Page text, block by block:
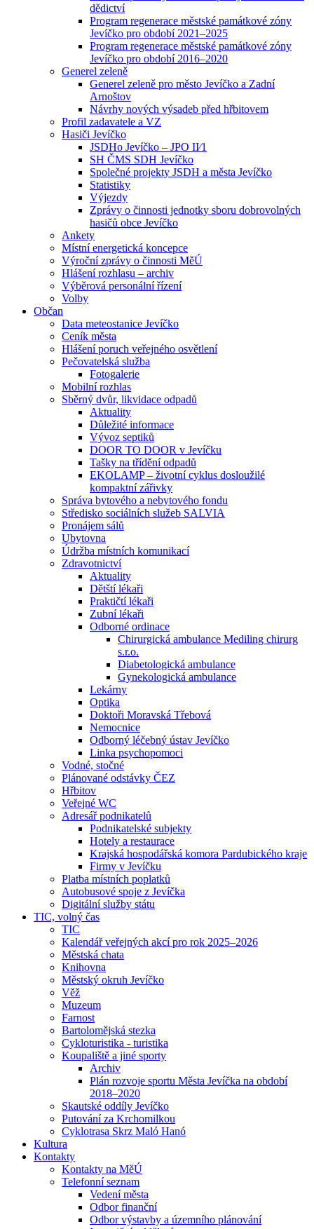
dědictví
Program regenerace městské památkové zóny
Jevíčko pro období 2021–2025
Program regenerace městské památkové zóny
Jevíčko pro období 2016–2020
Generel zeleně
Generel zeleně pro město Jevíčko a Zadní
Arnoštov
Návrhy nových výsadeb před hřbitovem
Profil zadavatele a VZ
Hasiči Jevíčko
JSDHo Jevíčko – JPO II⁄1
SH ČMS SDH Jevíčko
Společné projekty JSDH a města Jevíčko
Statistiky
Výjezdy
Zprávy o činnosti jednotky sboru dobrovolných
hasičů obce Jevíčko
Ankety
Místní energetická koncepce
Výroční zprávy o činnosti MěÚ
Hlášení rozhlasu – archiv
Výběrová personální řízení
Volby
Občan
Data meteostanice Jevíčko
Ceník města
Hlášení poruch veřejného osvětlení
Pečovatelská služba
Fotogalerie
Mobilní rozhlas
Sběrný dvůr, likvidace odpadů
Aktuality
Důležité informace
Vývoz septiků
DOOR TO DOOR v Jevíčku
Tašky na třídění odpadů
EKOLAMP – životní cyklus dosloužilé
kompaktní zářivky
Správa bytového a nebytového fondu
Středisko sociálních služeb SALVIA
Pronájem sálů
Ubytovna
Údržba místních komunikací
Zdravotnictví
Aktuality
Dětští lékaři
Praktičtí lékaři
Zubní lékaři
Odborné ordinace
Chirurgická ambulance Mediling chirurg
s.r.o.
Diabetologická ambulance
Gynekologická ambulance
Lekárny
Optika
Doktoři Moravská Třebová
Nemocnice
Odborný léčebný ústav Jevíčko
Linka psychopomoci
Vodné, stočné
Plánované odstávky ČEZ
Hřbitov
Veřejné WC
Adresář podnikatelů
Podnikatelské subjekty
Hotely a restaurace
Krajská hospodářská komora Pardubického kraje
Firmy v Jevíčku
Platba místních poplatků
Autobusové spoje z Jevíčka
Digitální služby státu
TIC, volný čas
TIC
Kalendář veřejných akcí pro rok 2025–2026
Městská chata
Knihovna
Městský okruh Jevíčko
Věž
Muzeum
Farnost
Bartolomějská stezka
Cykloturistika - turistika
Koupaliště a jiné sporty
Archiv
Plán rozvoje sportu Města Jevíčka na období
2018–2020
Skautské oddíly Jevíčko
Putování za Krchomilkou
Cyklotrasa Skrz Maló Hanó
Kultura
Kontakty
Kontakty na MěÚ
Telefonní seznam
Vedení města
Odbor finanční
Odbor výstavby a územního plánování